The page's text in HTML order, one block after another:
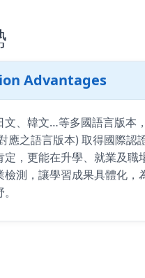
Advantages
文、韓文…等多國語言版本
應之語言版本) 取得國際認
，更能在升學、就業及職
測，讓學習成果具體化，